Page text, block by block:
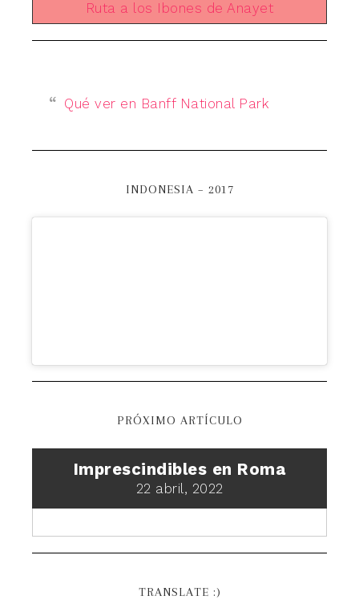
Ruta a los Ibones de Anayet
Qué ver en Banff National Park
INDONESIA – 2017
PRÓXIMO ARTÍCULO
Imprescindibles en Roma
22 abril, 2022
TRANSLATE :)